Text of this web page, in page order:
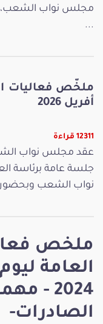
ملخص
2024 -
الصادرات-
مجلس نواب الشعب،
...
أفريل 2026
12311 قراءة
جلسة عامة برئاسة
نواب الشعب وبحضور